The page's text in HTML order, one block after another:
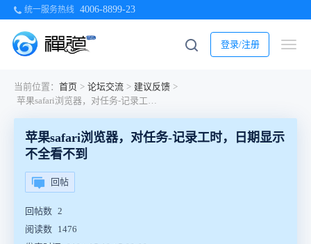
统一服务热线 4006-8899-23
登录/注册
当前位置： 首页 > 论坛交流 > 建议反馈 >
苹果safari浏览器，对任务-记录工时，日期显示不全看不到
苹果safari浏览器，对任务-记录工时，日期显示
不全看不到
回帖
回帖数 2
阅读数 1476